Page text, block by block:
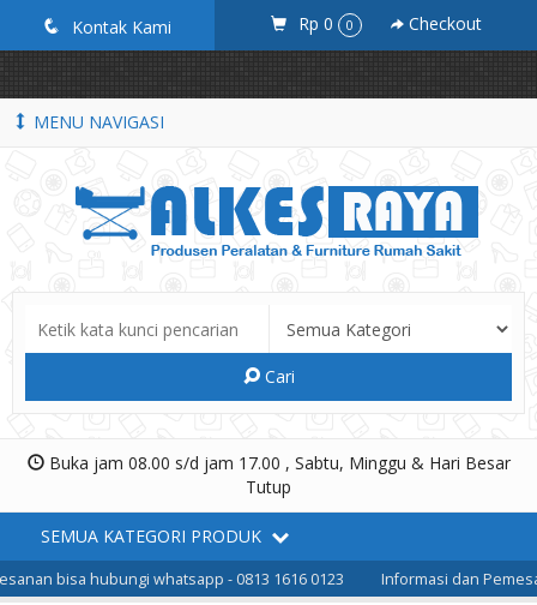
google-site-verification=_ByKEbGnuU0BE5636k9ziF71D8tEYXZhLnd-
p7x6khM
q Kontak Kami Rp 0 0 Checkout
MENU NAVIGASI
Cari
Buka jam 08.00 s/d jam 17.00 , Sabtu, Minggu & Hari Besar
Tutup
SEMUA KATEGORI PRODUK
bisa hubungi whatsapp - 0813 1616 0123 Informasi dan